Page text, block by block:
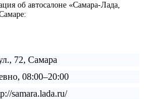
об автосалоне «Самара-Лада,
72, Самара
08:00–20:00
samara.lada.ru/